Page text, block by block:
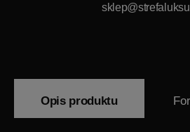
Opis produktu